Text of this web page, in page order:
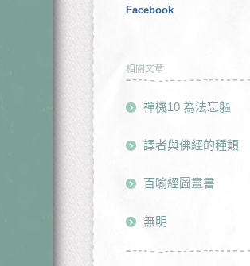
Facebook
相關文章
禪機10 為法忘軀
譯者與佛經的種類
百喻經圖畫書
無明